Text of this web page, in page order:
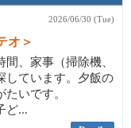
2026/06/30 (Tue)
オ＞
、家事（掃除機、
しています。夕飯の
いです。
ど...